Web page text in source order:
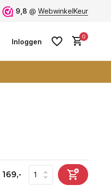
Grootste collectie -ruim 600+
9,8 @ WebwinkelKeur
Inloggen
0
169,-